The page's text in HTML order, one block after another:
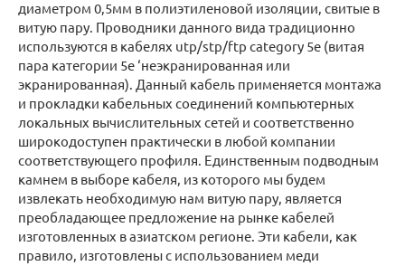
диаметром 0,5мм в полиэтиленовой изоляции, свитые в
витую пару. Проводники данного вида традиционно
используются в кабелях utp/stp/ftp category 5e (витая
пара категории 5e ‘неэкранированная или
экранированная). Данный кабель применяется монтажа
и прокладки кабельных соединений компьютерных
локальных вычислительных сетей и соответственно
широкодоступен практически в любой компании
соответствующего профиля. Единственным подводным
камнем в выборе кабеля, из которого мы будем
извлекать необходимую нам витую пару, является
преобладающее предложение на рынке кабелей
изготовленных в азиатском регионе. Эти кабели, как
правило, изготовлены с использованием меди